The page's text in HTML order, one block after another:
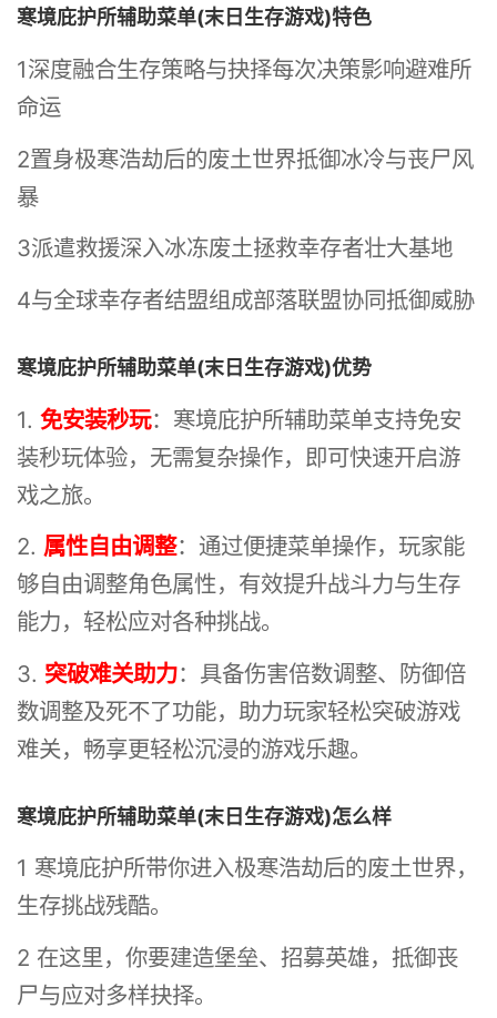
寒境庇护所辅助菜单(末日生存游戏)特色
1深度融合生存策略与抉择每次决策影响避难所
命运
2置身极寒浩劫后的废土世界抵御冰冷与丧尸风
暴
3派遣救援深入冰冻废土拯救幸存者壮大基地
4与全球幸存者结盟组成部落联盟协同抵御威胁
寒境庇护所辅助菜单(末日生存游戏)优势
1.免安装秒玩：寒境庇护所辅助菜单支持免安
装秒玩体验，无需复杂操作，即可快速开启游
戏之旅。
2. 属性自由调整：通过便捷菜单操作，玩家能
够自由调整角色属性，有效提升战斗力与生存
能力，轻松应对各种挑战。
3. 突破难关助力：具备伤害倍数调整、防御倍
数调整及死不了功能，助力玩家轻松突破游戏
难关，畅享更轻松沉浸的游戏乐趣。
寒境庇护所辅助菜单(末日生存游戏)怎么样
1 寒境庇护所带你进入极寒浩劫后的废土世界，
生存挑战残酷。
2 在这里，你要建造堡垒、招募英雄，抵御丧
尸与应对多样抉择。